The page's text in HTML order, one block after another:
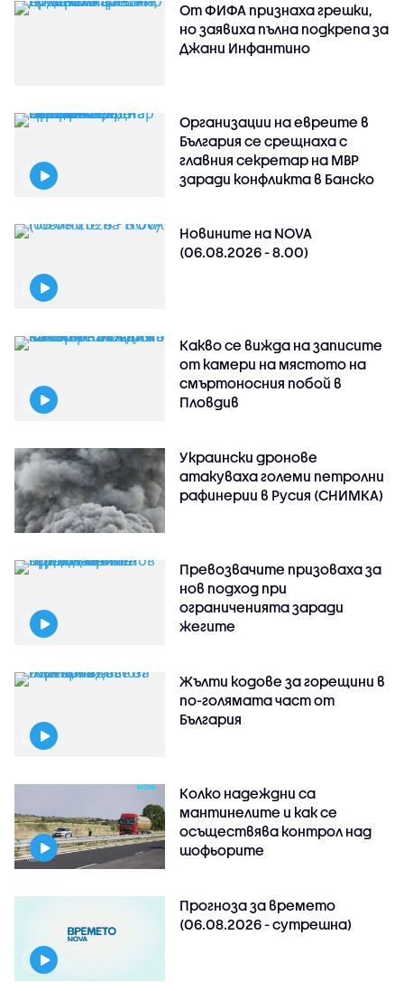
От ФИФА признаха грешки,
но заявиха пълна подкрепа за
Джани Инфантино
Организации на евреите в
България се срещнаха с
главния секретар на МВР
заради конфликта в Банско
Новините на NOVA
(06.08.2026 - 8.00)
Какво се вижда на записите
от камери на мястото на
смъртоносния побой в
Пловдив
Украински дронове
атакуваха големи петролни
рафинерии в Русия (СНИМКА)
Превозвачите призоваха за
нов подход при
ограниченията заради
жегите
Жълти кодове за горещини в
по-голямата част от
България
Колко надеждни са
мантинелите и как се
осъществява контрол над
шофьорите
Прогноза за времето
(06.08.2026 - сутрешна)